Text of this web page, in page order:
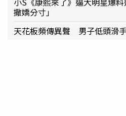
撒嬌分寸」
天花板頻傳異聲 男子低頭滑